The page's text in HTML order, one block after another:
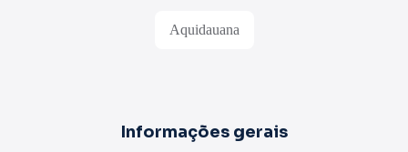
Aquidauana
Informações gerais